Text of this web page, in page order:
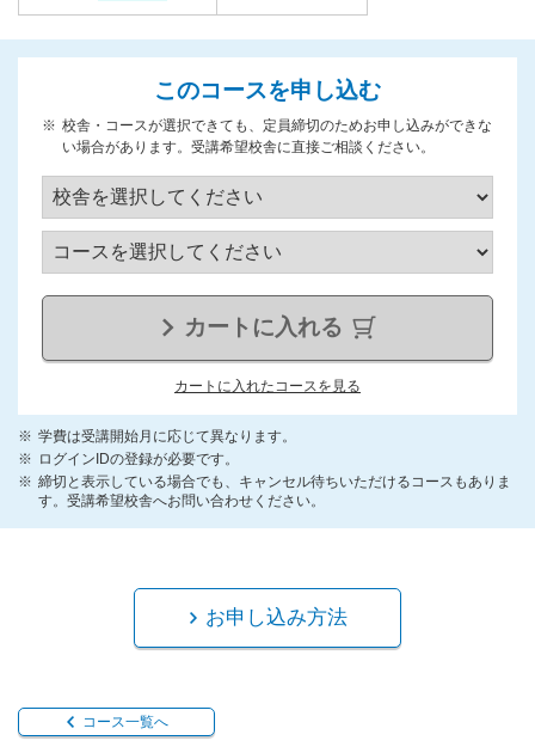
このコースを申し込む
校舎・コースが選択できても、定員締切のためお申し込みができな
い場合があります。受講希望校舎に直接ご相談ください。
カートに入れる
カートに入れたコースを見る
学費は受講開始月に応じて異なります。
ログインIDの登録が必要です。
締切と表示している場合でも、キャンセル待ちいただけるコースもありま
す。受講希望校舎へお問い合わせください。
お申し込み方法
コース一覧へ